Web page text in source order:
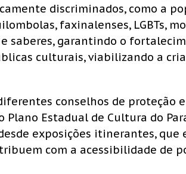
discriminados, como a
faxinalenses, LGBTs,
saberes, garantindo o
culturais, viabilizando a
conselhos de proteção
Estadual de Cultura do
exposições itinerantes, que
com a acessibilidade de